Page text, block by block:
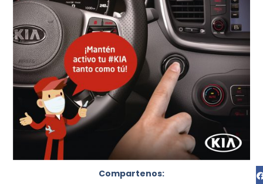
Compartenos: